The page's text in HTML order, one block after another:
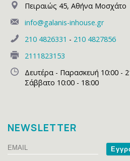
Πειραιώς 45, Αθήνα Μοσχάτο
info@galanis-inhouse.gr
210 4826331 - 210 4827856
2111823153
Δευτέρα - Παρασκευή 10:00 -
Σάββατο 10:00 - 18:00
NEWSLETTER
Email
Name